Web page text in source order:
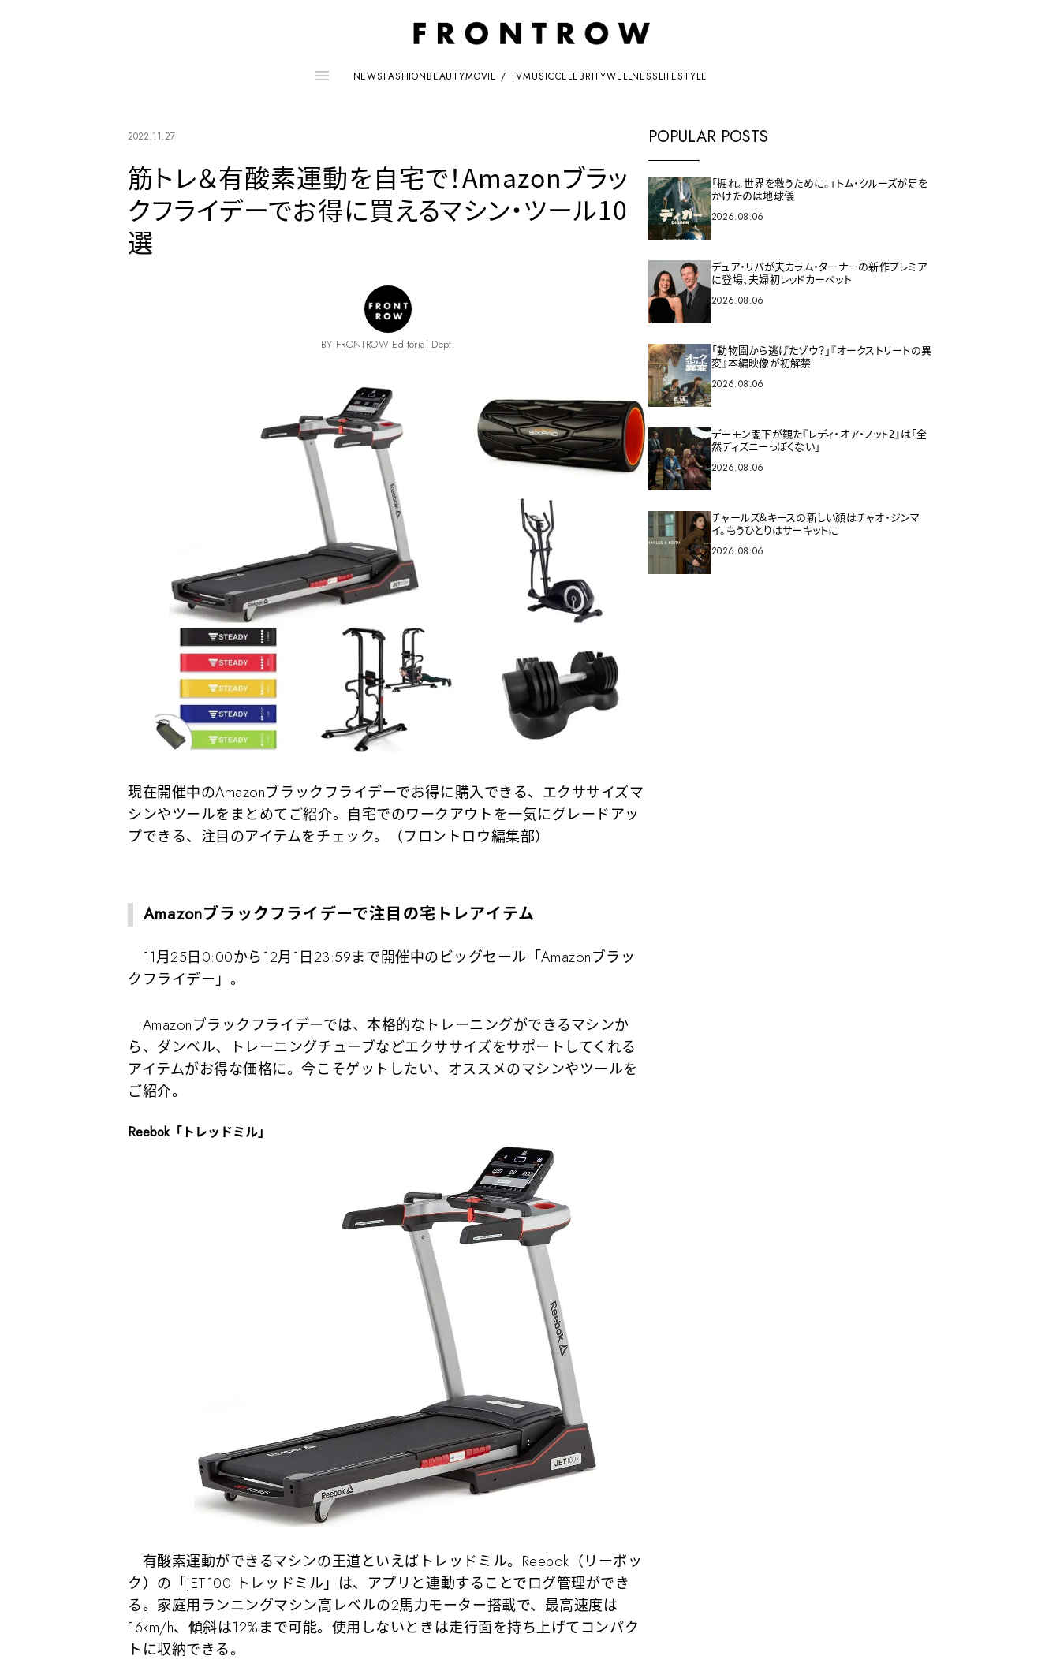
NEWSFASHIONBEAUTYMOVIE / TVMUSICCELEBRITYWELLNESSLIFESTYLE
2022.11.27
筋トレ＆有酸素運動を自宅で！Amazonブラッ
クフライデーでお得に買えるマシン・ツール10
選
BY FRONTROW Editorial Dept.
現在開催中のAmazonブラックフライデーでお得に購入できる、エクササイズマ
シンやツールをまとめてご紹介。自宅でのワークアウトを一気にグレードアッ
プできる、注目のアイテムをチェック。（フロントロウ編集部）
Amazonブラックフライデーで注目の宅トレアイテム
11月25日0:00から12月1日23:59まで開催中のビッグセール「Amazonブラッ
クフライデー」。
Amazonブラックフライデーでは、本格的なトレーニングができるマシンか
ら、ダンベル、トレーニングチューブなどエクササイズをサポートしてくれる
アイテムがお得な価格に。今こそゲットしたい、オススメのマシンやツールを
ご紹介。
Reebok「トレッドミル」
有酸素運動ができるマシンの王道といえばトレッドミル。Reebok（リーボッ
ク）の「JET100 トレッドミル」は、アプリと連動することでログ管理ができ
る。家庭用ランニングマシン高レベルの2馬力モーター搭載で、最高速度は
16km/h、傾斜は12%まで可能。使用しないときは走行面を持ち上げてコンパク
トに収納できる。
POPULAR POSTS
「掘れ。世界を救うために。」トム・クルーズが足を
かけたのは地球儀
2026.08.06
デュア・リパが夫カラム・ターナーの新作プレミア
に登場、夫婦初レッドカーペット
2026.08.06
「動物園から逃げたゾウ？」『オークストリートの異
変』本編映像が初解禁
2026.08.06
デーモン閣下が観た『レディ・オア・ノット2』は「全
然ディズニーっぽくない」
2026.08.06
チャールズ&キースの新しい顔はチャオ・ジンマ
イ。もうひとりはサーキットに
2026.08.06